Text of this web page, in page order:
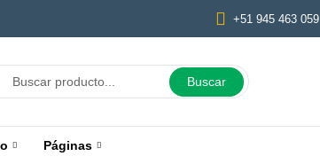
+51 945 463 059
Buscar
Páginas